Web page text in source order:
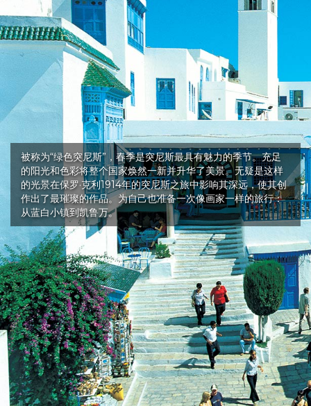
被称为“绿色突尼斯”，春季是突尼斯最具有魅力的季节。充足
的阳光和色彩将整个国家焕然一新并升华了美景。无疑是这样
的光景在保罗·克利1914年的突尼斯之旅中影响其深远，使其创
作出了最璀璨的作品。为自己也准备一次像画家一样的旅行：
从蓝白小镇到凯鲁万。